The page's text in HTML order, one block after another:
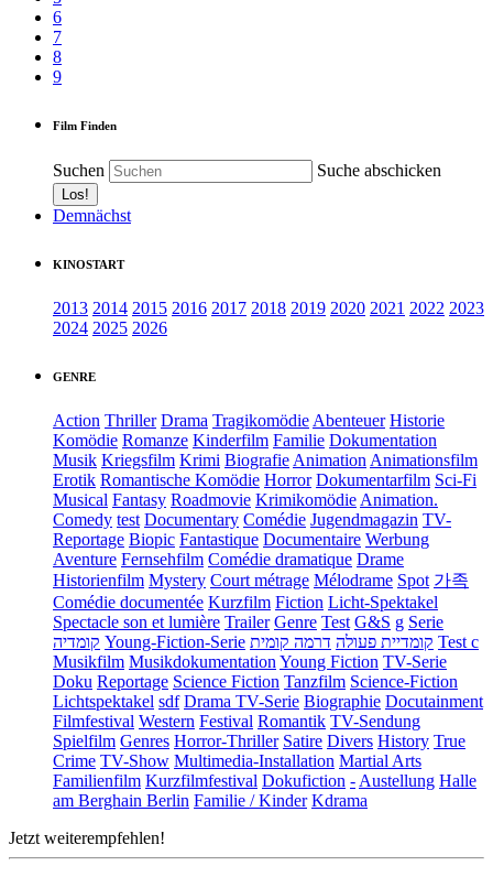
6
7
8
9
Film Finden
Suchen Suche abschicken
Demnächst
KINOSTART
2013 2014 2015 2016 2017 2018 2019 2020 2021 2022 2023
2024 2025 2026
GENRE
Action Thriller Drama Tragikomödie Abenteuer Historie
Komödie Romanze Kinderfilm Familie Dokumentation
Musik Kriegsfilm Krimi Biografie Animation Animationsfilm
Erotik Romantische Komödie Horror Dokumentarfilm Sci-Fi
Musical Fantasy Roadmovie Krimikomödie Animation.
Comedy test Documentary Comédie Jugendmagazin TV-
Reportage Biopic Fantastique Documentaire Werbung
Aventure Fernsehfilm Comédie dramatique Drame
Historienfilm Mystery Court métrage Mélodrame Spot 가족
Comédie documentée Kurzfilm Fiction Licht-Spektakel
Spectacle son et lumière Trailer Genre Test G&S g Serie
קומדיה Young-Fiction-Serie קומדיית פעולה דרמה קומית
Test c
Musikfilm Musikdokumentation Young Fiction TV-Serie
Doku Reportage Science Fiction Tanzfilm Science-Fiction
Lichtspektakel sdf Drama TV-Serie Biographie Docutainment
Filmfestival Western Festival Romantik TV-Sendung
Spielfilm Genres Horror-Thriller Satire Divers History True
Crime TV-Show Multimedia-Installation Martial Arts
Familienfilm Kurzfilmfestival Dokufiction - Austellung Halle
am Berghain Berlin Familie / Kinder Kdrama
Jetzt weiterempfehlen!